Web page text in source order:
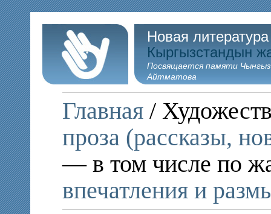
Новая
Кыргызстандын
Посвящается памяти
Айтматова
Главная /
проза (рассказы,
— в том числе по
впечатления и